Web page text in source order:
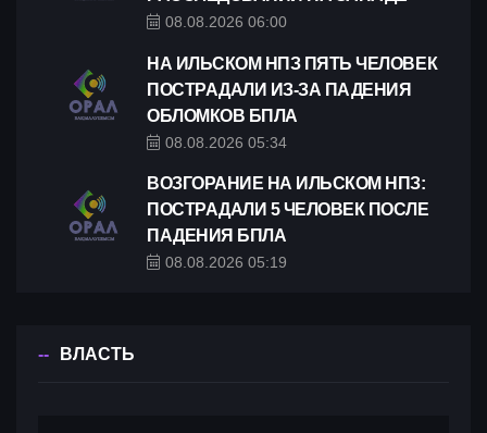
08.08.2026 06:00
НА ИЛЬСКОМ НПЗ ПЯТЬ ЧЕЛОВЕК
ПОСТРАДАЛИ ИЗ-ЗА ПАДЕНИЯ
ОБЛОМКОВ БПЛА
08.08.2026 05:34
ВОЗГОРАНИЕ НА ИЛЬСКОМ НПЗ:
ПОСТРАДАЛИ 5 ЧЕЛОВЕК ПОСЛЕ
ПАДЕНИЯ БПЛА
08.08.2026 05:19
ВЛАСТЬ